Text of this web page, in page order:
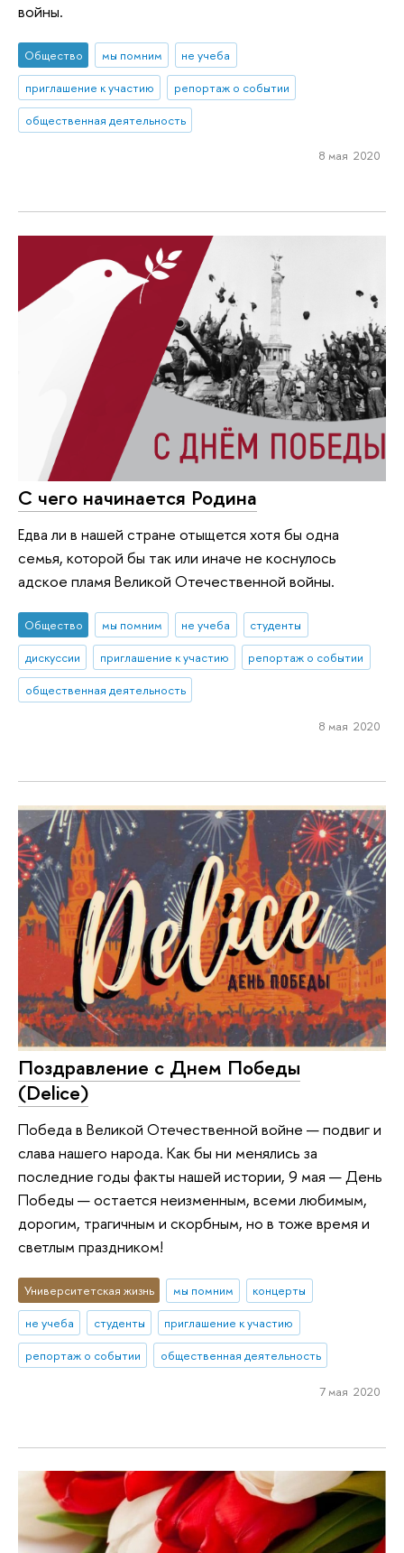
войны.
Общество мы помним
не учеба
приглашение к участию
репортаж о событии
общественная деятельность
8 мая 2020
С чего начинается Родина
Едва ли в нашей стране отыщется хотя бы одна
семья, которой бы так или иначе не коснулось
адское пламя Великой Отечественной войны.
Общество мы помним не учеба
студенты
дискуссии
приглашение к участию
репортаж о событии
общественная деятельность
8 мая 2020
Поздравление с Днем Победы
(Delice)
Победа в Великой Отечественной войне — подвиг и
слава нашего народа. Как бы ни менялись за
последние годы факты нашей истории, 9 мая — День
Победы — остается неизменным, всеми любимым,
дорогим, трагичным и скорбным, но в тоже время и
светлым праздником!
Университетская жизнь мы помним
концерты
не учеба
студенты
приглашение к участию
репортаж о событии
общественная деятельность
7 мая 2020